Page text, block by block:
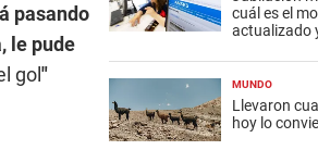
pasando
le pude
gol"
cuál es el
actualizado
MUNDO
Llevaron
hoy lo